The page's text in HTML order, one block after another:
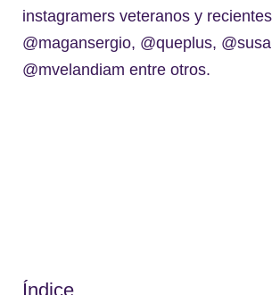
instagramers veteranos y
@magansergio, @queplus,
@mvelandiam entre otros.
Índice